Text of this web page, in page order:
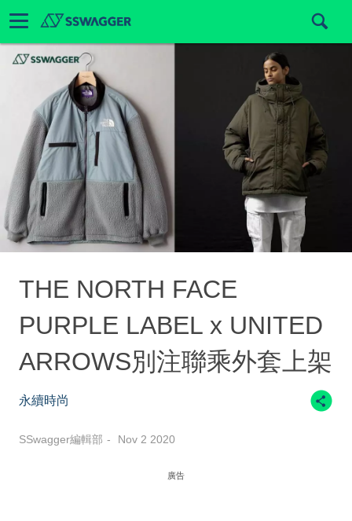
THE NORTH FACE
PURPLE LABEL x UNITED
ARROWS別注聯乘外套上架
永續時尚
SSwagger編輯部 Nov 2 2020
廣告